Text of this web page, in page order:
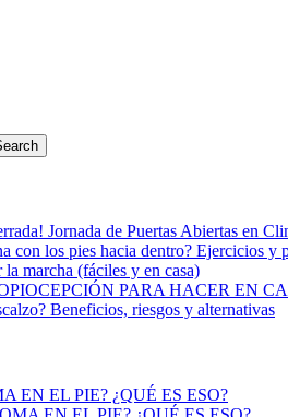
Jornada de Puertas Abiertas en
con los pies hacia dentro? Ejercicios y
marcha (fáciles y en casa)
PARA HACER EN
Beneficios, riesgos y alternativas
EN EL PIE? ¿QUÉ ES ESO?